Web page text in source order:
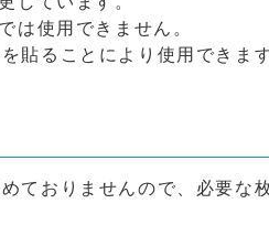
は使用できません。
貼ることにより使用できます
ておりませんので、必要な